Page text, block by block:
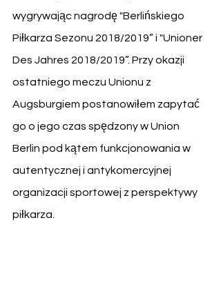
wygrywając nagrodę "Berlińskiego
Piłkarza Sezonu 2018/2019” i "Unioner
Des Jahres 2018/2019”. Przy okazji
ostatniego meczu Unionu z
Augsburgiem postanowiłem zapytać
go o jego czas spędzony w Union
Berlin pod kątem funkcjonowania w
autentycznej i antykomercyjnej
organizacji sportowej z perspektywy
piłkarza.